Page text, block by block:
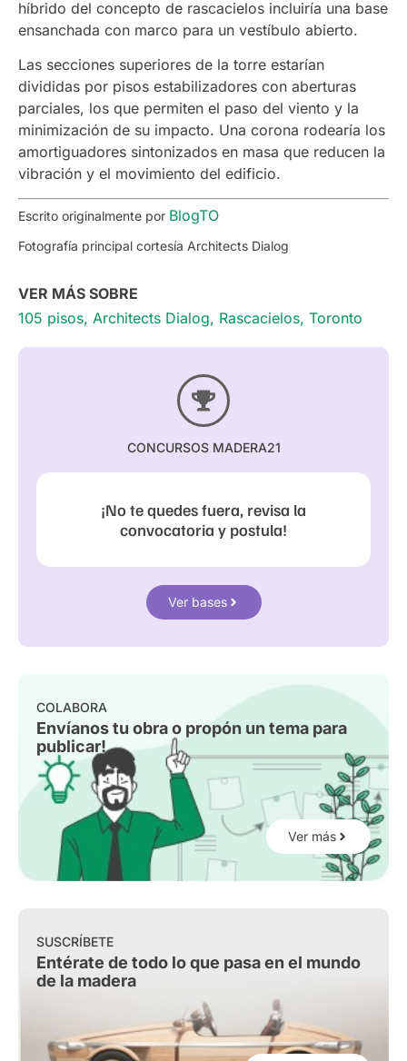
híbrido del concepto de rascacielos incluiría una base
ensanchada con marco para un vestíbulo abierto.
Las secciones superiores de la torre estarían
divididas por pisos estabilizadores con aberturas
parciales, los que permiten el paso del viento y la
minimización de su impacto. Una corona rodearía los
amortiguadores sintonizados en masa que reducen la
vibración y el movimiento del edificio.
Escrito originalmente por BlogTO
Fotografía principal cortesía Architects Dialog
VER MÁS SOBRE
105 pisos, Architects Dialog, Rascacielos, Toronto
CONCURSOS MADERA21
¡No te quedes fuera, revisa la
convocatoria y postula!
Ver bases
COLABORA
Envíanos tu obra o propón un tema para
publicar!
Ver más
SUSCRÍBETE
Entérate de todo lo que pasa en el mundo
de la madera